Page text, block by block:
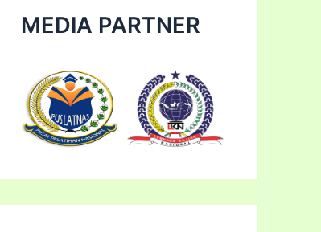
MEDIA PARTNER